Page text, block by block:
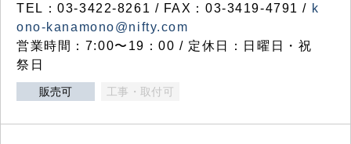
TEL：03-3422-8261 / FAX：03-3419-4791 / k
ono-kanamono@nifty.com
営業時間：7:00〜19：00 / 定休日：日曜日・祝
祭日
販売可 工事・取付可